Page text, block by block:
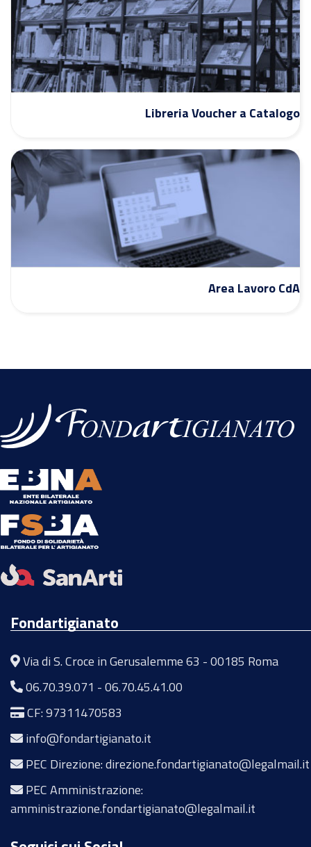
Libreria Voucher a Catalogo
Area Lavoro CdA
Fondartigianato
Via di S. Croce in Gerusalemme 63 - 00185 Roma
06.70.39.071 -06.70.45.41.00
CF: 97311470583
info@fondartigianato.it
PEC Direzione: direzione.fondartigianato@legalmail.it
PEC Amministrazione:
amministrazione.fondartigianato@legalmail.it